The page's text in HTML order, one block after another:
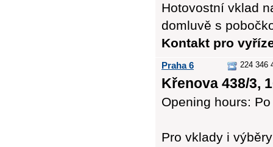
Hotovostní vklad
domluvě s
Kontakt pro
Praha 6 224 346
Křenova 438/3,
Opening hours:
Pro vklady i